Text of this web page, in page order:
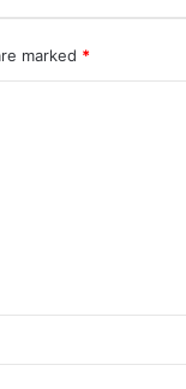
marked *